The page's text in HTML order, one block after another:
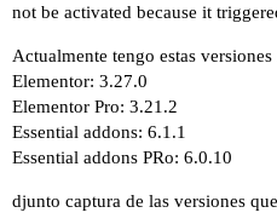
not be activated because it
Actualmente tengo estas versiones
Elementor: 3.27.0
Elementor Pro: 3.21.2
Essential addons: 6.1.1
Essential addons PRo: 6.0.10
djunto captura de las versiones